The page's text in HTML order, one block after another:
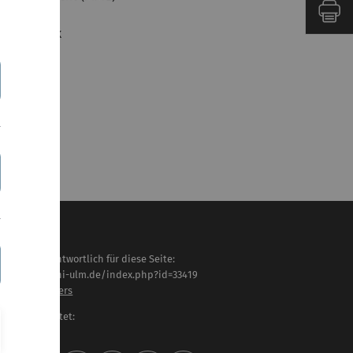
Mack
verantwortlich für diese Seite:
www.uni-ulm.de/index.php?id=33419
bearbeitet: